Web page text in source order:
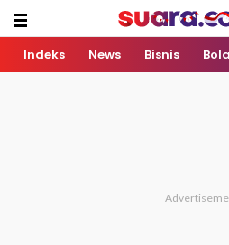
Indeks News Bisnis Bola